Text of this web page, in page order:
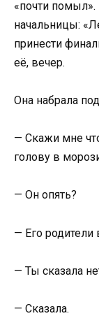
«почти
начальницы:
принести
её, вечер.
Она набрала
— Скажи мне
голову в
— Он опять?
— Его родители
— Ты сказала
— Сказала.